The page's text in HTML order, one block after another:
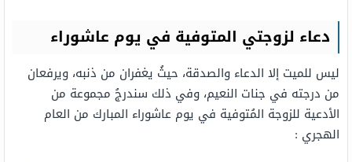
دعاء لزوجتي المتوفية في يوم عاشوراء
ليس للميت إلا الدعاء والصدقة، حيثُ يغفران من ذنبه، ويرفعان
من درجته في جنات النعيم، وفي ذلك سندرجُ مجموعة من
الأدعية للزوجة المُتوفية في يوم عاشوراء المبارك من العام
الهجري :